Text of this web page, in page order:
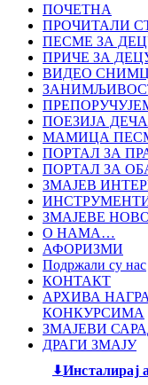
ПОЧЕТНА
ПРОЧИТАЛИ
ПЕСМЕ ЗА
ПРИЧЕ ЗА
ВИДЕО
ПОЕЗИЈА
МАМИЦА
ПОРТАЛ ЗА
ПОРТАЛ ЗА
ЗМАЈЕВ
ЗМАЈЕВЕ
О НАМА…
АФОРИЗМИ
Подржали су нас
КОНТАКТ
АРХИВА
КОНКУРСИМА
ЗМАЈЕВИ
ДРАГИ ЗМАЈУ
Инсталирај